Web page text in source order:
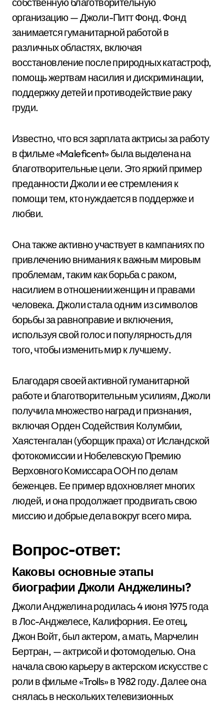
организацию — Джоли-Питт Фонд. Фонд
занимается гуманитарной работой в
различных областях, включая
восстановление после природных катастроф,
помощь жертвам насилия и дискриминации,
поддержку детей и противодействие раку
груди.
Известно, что вся зарплата актрисы за работу
в фильме «Maleficent» была выделена на
благотворительные цели. Это яркий пример
преданности Джоли и ее стремления к
помощи тем, кто нуждается в поддержке и
любви.
Она также активно участвует в кампаниях по
привлечению внимания к важным мировым
проблемам, таким как борьба с раком,
насилием в отношении женщин и правами
человека. Джоли стала одним из символов
борьбы за равноправие и включения,
используя свой голос и популярность для
того, чтобы изменить мир к лучшему.
Благодаря своей активной гуманитарной
работе и благотворительным усилиям, Джоли
получила множество наград и признания,
включая Орден Содействия Колумбии,
Хаястенгалан (уборщик праха) от Исландской
фотокомиссии и Нобелевскую Премию
Верховного Комиссара ООН по делам
беженцев. Ее пример вдохновляет многих
людей, и она продолжает продвигать свою
миссию и добрые дела вокруг всего мира.
Вопрос-ответ:
Каковы основные этапы
биографии Джоли Анджелины?
Джоли Анджелина родилась 4 июня 1975 года
в Лос-Анджелесе, Калифорния. Ее отец,
Джон Войт, был актером, а мать, Марчелин
Бертран, — актрисой и фотомоделью. Она
начала свою карьеру в актерском искусстве с
роли в фильме «Trolls» в 1982 году. Далее она
снялась в нескольких телевизионных